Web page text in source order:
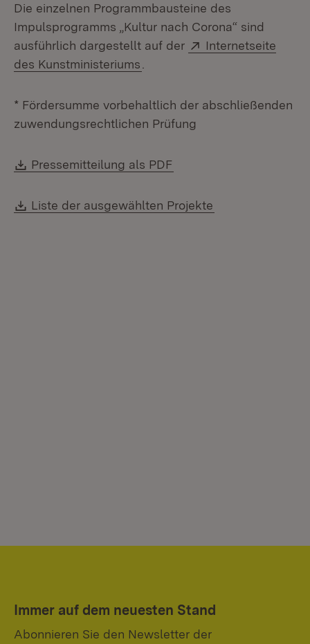
Die einzelnen Programmbausteine des
Impulsprogramms „Kultur nach Corona“ sind
ausführlich dargestellt auf der
Extern:
Internetseite
des Kunstministeriums
* Fördersumme vorbehaltlich der abschließenden
zuwendungsrechtlichen Prüfung
Download:
Pressemitteilung als PDF
Download:
Liste der ausgewählten Projekte
Immer auf dem neuesten Stand
Abonnieren Sie den Newsletter der